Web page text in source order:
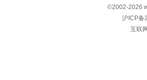
©2002-2026
沪ICP备
互联